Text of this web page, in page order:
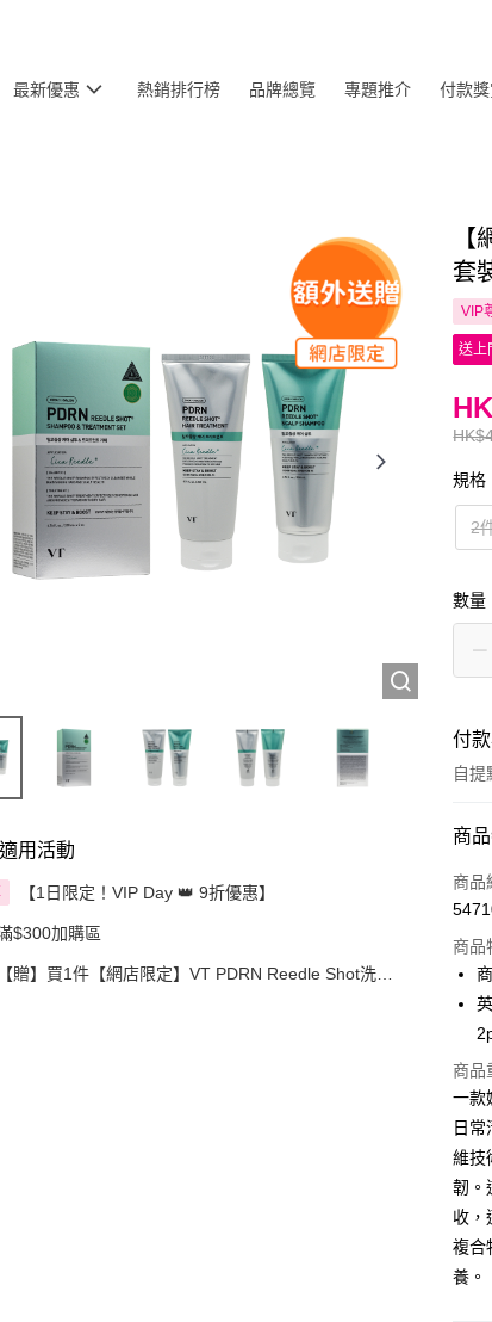
最新優惠 熱銷排行榜 品牌總覽 專題推介 付款獎
用活動
【1日限定！VIP Day 👑 9折優惠】
$300加購區
【贈】買1件【網店限定】VT PDRN Reedle Shot洗髮
套
VIP
送上
規格
2
數量
付
自提
付
信用
BoC
送
順豐
每筆
商
商品
商品
商品
一款
日
維技
韌。
收，
複合
養。